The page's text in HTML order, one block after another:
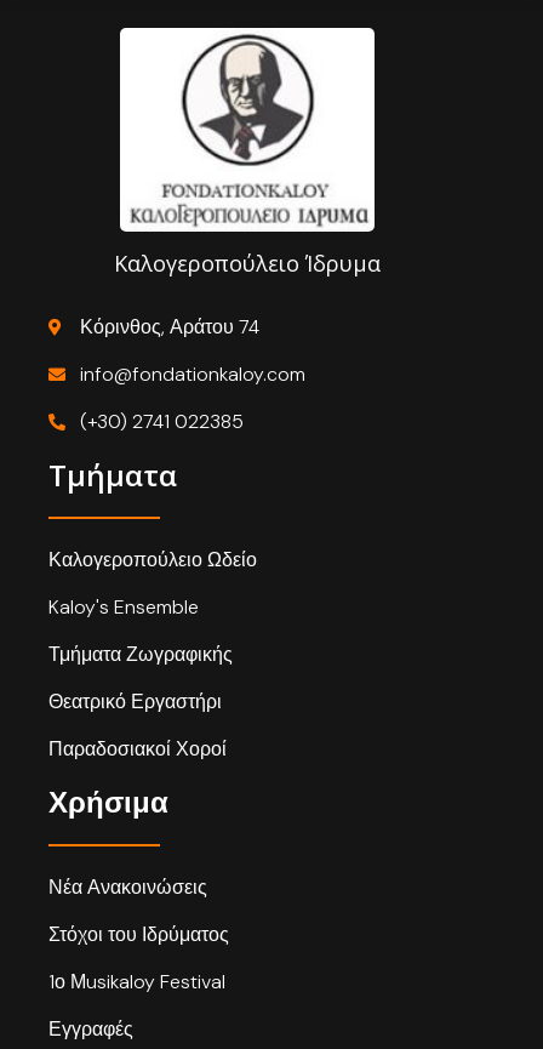
Καλογεροπούλειο Ίδρυμα
Κόρινθος, Αράτου 74
info@fondationkaloy.com
(+30) 2741 022385
Τμήματα
Καλογεροπούλειο Ωδείο
Kaloy's Ensemble
Τμήματα Ζωγραφικής
Θεατρικό Εργαστήρι
Παραδοσιακοί Χοροί
Χρήσιμα
Νέα Ανακοινώσεις
Στόχοι του Ιδρύματος
1ο Μusikaloy Festival
Εγγραφές